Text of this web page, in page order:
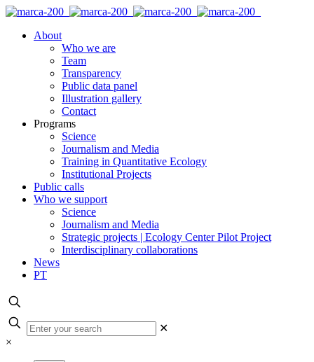
About
Who we are
Team
Transparency
Public data panel
Illustration gallery
Contact
Programs
Science
Journalism and Media
Training in Quantitative Ecology
Institutional Projects
Public calls
Who we support
Science
Journalism and Media
Strategic projects | Ecology Center Pilot Project
Interdisciplinary collaborations
News
PT
✕
×